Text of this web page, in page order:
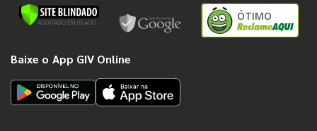
ÓTIMO
Baixe o App GIV Online